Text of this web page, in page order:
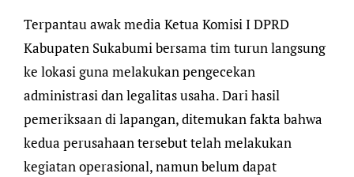
Terpantau awak media Ketua Komisi I DPRD
Kabupaten Sukabumi bersama tim turun langsung
ke lokasi guna melakukan pengecekan
administrasi dan legalitas usaha. Dari hasil
pemeriksaan di lapangan, ditemukan fakta bahwa
kedua perusahaan tersebut telah melakukan
kegiatan operasional, namun belum dapat